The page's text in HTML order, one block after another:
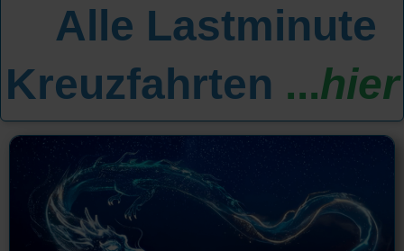
Alle Lastminute
Kreuzfahrten ...hier